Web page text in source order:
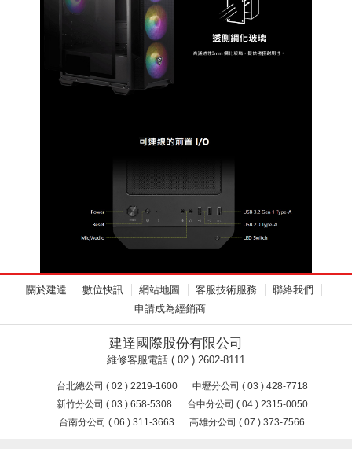
關於建達 數位快訊 網站地圖 客服技術服務
聯絡我們
申請成為經銷商
建達國際股份有限公司
維修客服電話 ( 02 ) 2602-8111
台北總公司 ( 02 ) 2219-1600
中壢分公司 ( 03 ) 428-7718
新竹分公司 ( 03 ) 658-5308
台中分公司 ( 04 ) 2315-0050
台南分公司 ( 06 ) 311-3663
高雄分公司 ( 07 ) 373-7566